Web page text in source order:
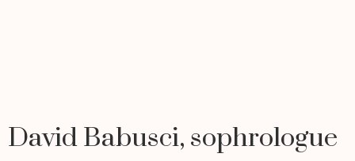
David Babusci, sophrologue